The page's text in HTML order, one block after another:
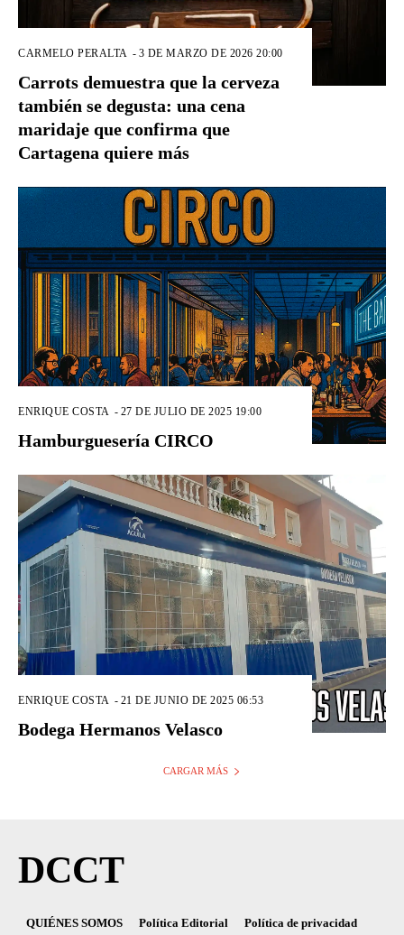
CARMELO PERALTA - 3 DE MARZO DE 2026 20:00
Carrots demuestra que la cerveza
también se degusta: una cena
maridaje que confirma que
Cartagena quiere más
ENRIQUE COSTA - 27 DE JULIO DE 2025 19:00
Hamburguesería CIRCO
ENRIQUE COSTA - 21 DE JUNIO DE 2025 06:53
Bodega Hermanos Velasco
CARGAR MÁS
DCCT
QUIÉNES SOMOS Política Editorial Política de privacidad